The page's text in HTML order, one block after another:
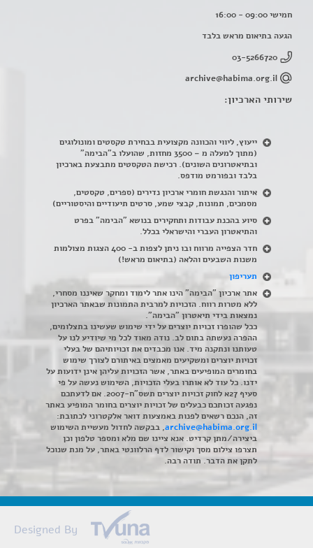
חמישי 09:00 - 16:00
הגעה בתיאום מראש בלבד
03-5266720
archive@habima.org.il
שירותי הארכיון:
ייעוץ, ליווי והכוונה מקצועית בבחירת טקסטים ומונולוגים
(מתוך למעלה מ – 3500 מחזות, שהועלו ב"הבימה"
ובתיאטרונים השונים). רכישת הטקסטים מתבצעת בארכיון
בלבד ובפורמט מודפס.
איתור והנגשת חומרי ארכיון נדירים (ספרים, טקסטים,
מסמכים, תמונות, קבצי שמע, סרטים תיעודיים והיסטוריים)
סיוע בהכנת עבודות ותחקירים בנושא "הבימה" בפרט
והתיאטרון העברי והישראלי בכלל.
חדר הצפייה מרווח ובו ניתן לצפות ב- 400 הצגות מצולמות
משנות השבעים והלאה (בתיאום מראש!)
תעריפון
אתר ארכיון "הבימה" הינו אתר לימוד ומחקר שאיננו מסחרי,
ללא מטרות רווח. הזכויות למרבית התמונות שבאתר הארכיון
נמצאות בידי תיאטרון "הבימה".
ככל שהופרו זכויות יוצרים על ידי שימוש שעשינו בתצלומים,
ההפרה נעשתה בתום לב. נודה מאוד לכל מי שיודיע לנו על
טעותנו ונתקנה מיד. אנו מכבדים את זכויותיהם של בעלי
זכויות יוצרים ומשקיעים מאמצים באיתורם לצורך שימוש
בחומרים המופיעים באתר, אשר הזכויות עליהן אינן ידועות על
ידנו. כל עוד לא אותרו בעלי הזכויות, השימוש נעשה על פי
סעיף 27א לחוק זכויות יוצרים תשס"ח-2007. אם לדעתכם
נפגעה זכותכם כבעלים של זכויות יוצרים בחומר המופיע באתר
זה, הנכם רשאים לפנות באמצעות דואר אלקטרוני לכתובת:
archive@habima.org.il, בבקשה לחדול מעשיית השימוש
ביצירה/מתן קרדיט. אנא ציינו שם מלא ומספר טלפון וכן
תצרפו צילום מסך וקישור לדף הרלוונטי באתר, על מנת שנוכל
לתקן את הדבר. תודה רבה.
Designed By